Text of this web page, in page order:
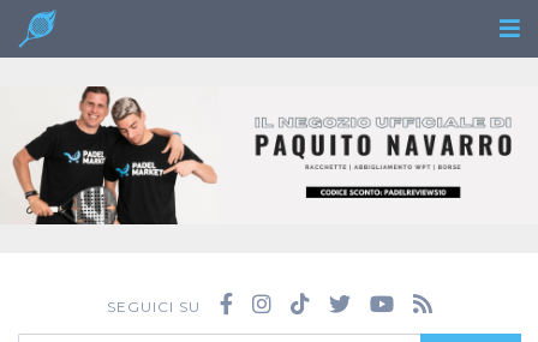
SEGUICI SU